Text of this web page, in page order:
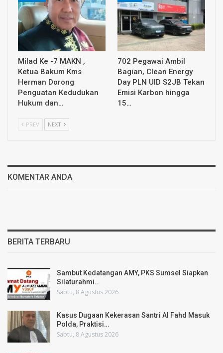
Milad Ke -7 MAKN ,
Ketua Bakum Kms
Herman Dorong
Penguatan Kedudukan
Hukum dan…
702 Pegawai Ambil
Bagian, Clean Energy
Day PLN UID S2JB Tekan
Emisi Karbon hingga
15…
PREV NEXT
KOMENTAR ANDA
BERITA TERBARU
Sambut Kedatangan AMY, PKS Sumsel Siapkan
Silaturahmi…
Sabtu, 8 Agustus 2026
Kasus Dugaan Kekerasan Santri Al Fahd Masuk
Polda, Praktisi…
Sabtu, 8 Agustus 2026